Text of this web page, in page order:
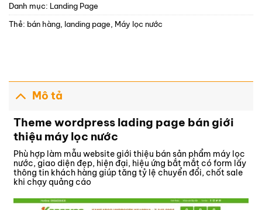
Danh mục: Landing Page
Thẻ: bán hàng landing page Máy lọc nước
Mô tả
Theme wordpress lading page bán giới
thiệu máy lọc nước
Phù hợp làm mẫu website giới thiệu bán sản phẩm máy lọc
nước, giao diện đẹp, hiện đại, hiệu ứng bắt mắt có form lấy
thông tin khách hàng giúp tăng tỷ lệ chuyển đổi, chốt sale
khi chạy quảng cáo